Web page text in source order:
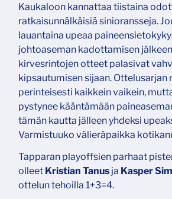
Kaukaloon kannattaa tiistaina
ratkaisunnälkäisiä sinioransseja.
lauantaina upeaa
johtoaseman kadottamisen
kirvesrintojen otteet palasivat
kipsautumisen sijaan. Ottelusarjan
perinteisesti kaikkein vaikein,
pystynee kääntämään
tämän kautta jälleen yhdeksi
Varmistuuko välieräpaikka
Tapparan playoffsien parhaat
olleet Kristian Tanus ja Kasper
ottelun tehoilla 1+3=4.